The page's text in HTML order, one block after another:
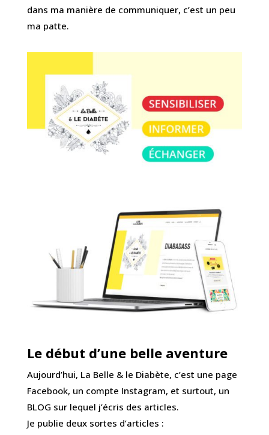
dans ma manière de communiquer, c’est un peu
ma patte.
Le début d’une belle aventure
Aujourd’hui, La Belle & le Diabète, c’est une page
Facebook, un compte Instagram, et surtout, un
BLOG sur lequel j’écris des articles.
Je publie deux sortes d’articles :